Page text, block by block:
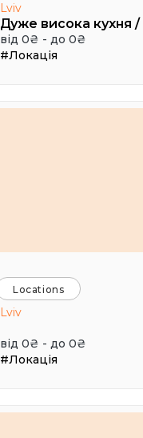
Lviv
від 0₴ - до 0₴
#Локація
Locations
Lviv
від 0₴ - до 0₴
#Локація